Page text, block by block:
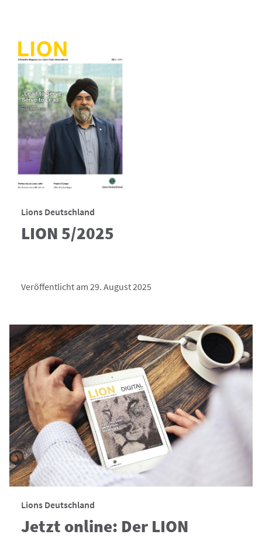
Lions Deutschland
LION 5/2025
Veröffentlicht am 29. August 2025
Lions Deutschland
Jetzt online: Der LION